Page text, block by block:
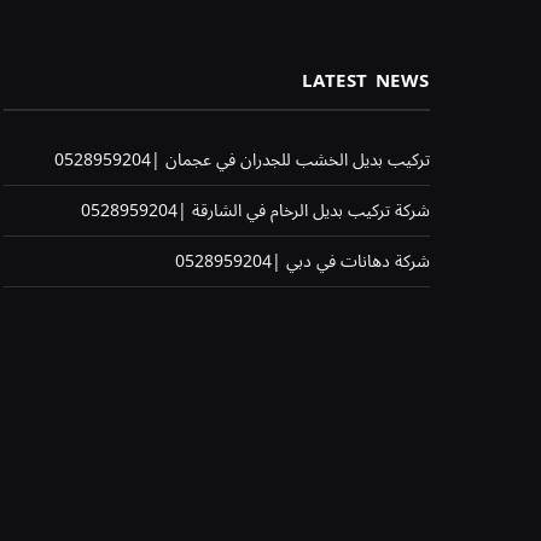
LATEST NEWS
تركيب بديل الخشب للجدران في عجمان |0528959204
شركة تركيب بديل الرخام في الشارقة |0528959204
شركة دهانات في دبي |0528959204